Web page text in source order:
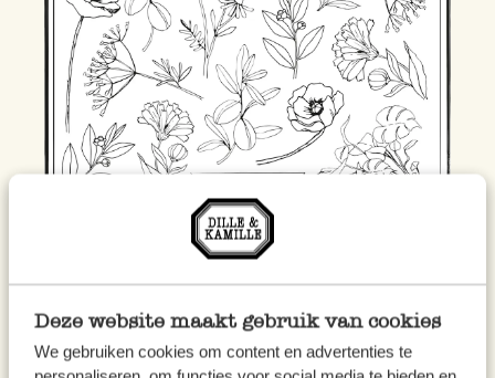
Deze website maakt gebruik van cookies
We gebruiken cookies om content en advertenties te
Downloaden Sie die Ausmalvorlage hier >
Ausmalvorlage Frühling